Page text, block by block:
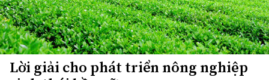
Lời giải cho phát triển nông nghiệp